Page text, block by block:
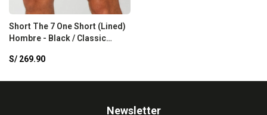
Short The 7 One Short (Lined)
Hombre - Black / Classic
S/ 269.90
Newsletter